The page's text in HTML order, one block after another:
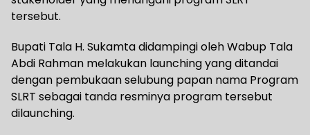
tersebut.
Bupati Tala H. Sukamta didampingi oleh Wabup Tala
Abdi Rahman melakukan launching yang ditandai
dengan pembukaan selubung papan nama Program
SLRT sebagai tanda resminya program tersebut
dilaunching.